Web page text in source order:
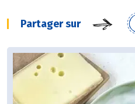
Partager sur